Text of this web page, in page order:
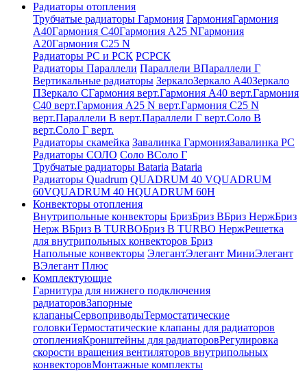
Радиаторы отопления
Трубчатые радиаторы Гармония ГармонияГармония
А40Гармония С40Гармония А25 NГармония
А20Гармония С25 N
Радиаторы РС и РСК РСРСК
Радиаторы Параллели Параллели ВПараллели Г
Вертикальные радиаторы ЗеркалоЗеркало А40Зеркало
ПЗеркало СГармония верт.Гармония А40 верт.Гармония
С40 верт.Гармония А25 N верт.Гармония С25 N
верт.Параллели В верт.Параллели Г верт.Соло В
верт.Соло Г верт.
Радиаторы скамейка Завалинка ГармонияЗавалинка РС
Радиаторы СОЛО Соло ВСоло Г
Трубчатые радиаторы Bataria Bataria
Радиаторы Quadrum QUADRUM 40 VQUADRUM
60VQUADRUM 40 HQUADRUM 60H
Конвекторы отопления
Внутрипольные конвекторы БризБриз ВБриз НержБриз
Нерж ВБриз В TURBOБриз В TURBO НержРешетка
для внутрипольных конвекторов Бриз
Напольные конвекторы ЭлегантЭлегант МиниЭлегант
ВЭлегант Плюс
Комплектующие
Гарнитура для нижнего подключения
радиаторовЗапорные
клапаныСервоприводыТермостатические
головкиТермостатические клапаны для радиаторов
отопленияКронштейны для радиаторовРегулировка
скорости вращения вентиляторов внутрипольных
конвекторовМонтажные комплекты